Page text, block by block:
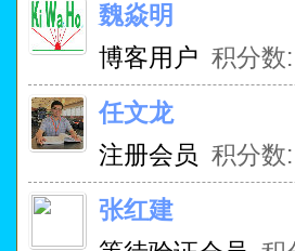
魏焱明
博客用户 积分数
任文龙
注册会员 积分数
张红建